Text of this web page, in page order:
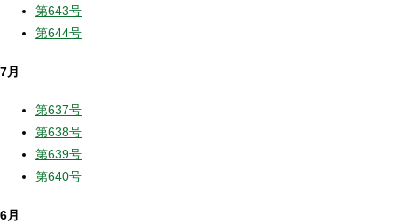
第643号
第644号
7月
第637号
第638号
第639号
第640号
6月